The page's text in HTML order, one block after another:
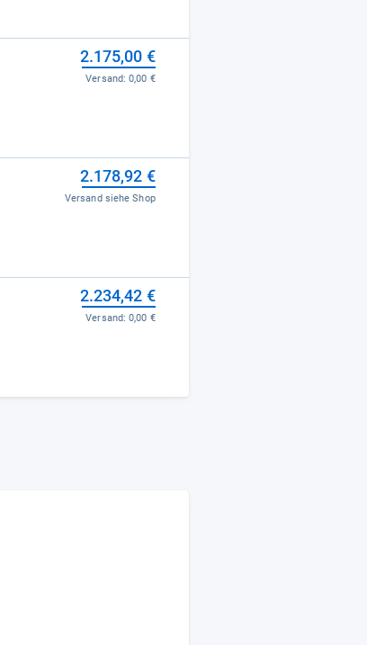
2.175,00 €
Versand:0,00 €
2.178,92 €
Versand siehe Shop
2.234,42 €
Versand:0,00 €